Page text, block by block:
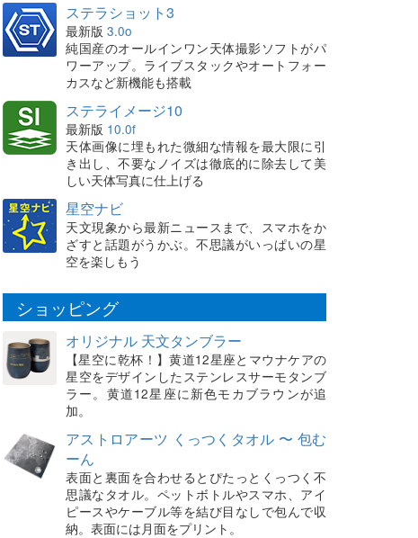
ステラショット3
最新版 3.0o
純国産のオールインワン天体撮影ソフトがパ
ワーアップ。ライブスタックやオートフォー
カスなど新機能も搭載
ステライメージ10
最新版 10.0f
天体画像に埋もれた微細な情報を最大限に引
き出し、不要なノイズは徹底的に除去して美
しい天体写真に仕上げる
星空ナビ
天文現象から最新ニュースまで、スマホをか
ざすと話題がうかぶ。不思議がいっぱいの星
空を楽しもう
ショッピング
オリジナル 天文タンブラー
【星空に乾杯！】黄道12星座とマウナケアの
星空をデザインしたステンレスサーモタンブ
ラー。黄道12星座に新色モカブラウンが追
加。
アストロアーツ くっつくタオル 〜 包む
ーん
表面と裏面を合わせるとぴたっとくっつく不
思議なタオル。ペットボトルやスマホ、アイ
ピースやケーブル等を結び目なしで包んで収
納。表面には月面をプリント。